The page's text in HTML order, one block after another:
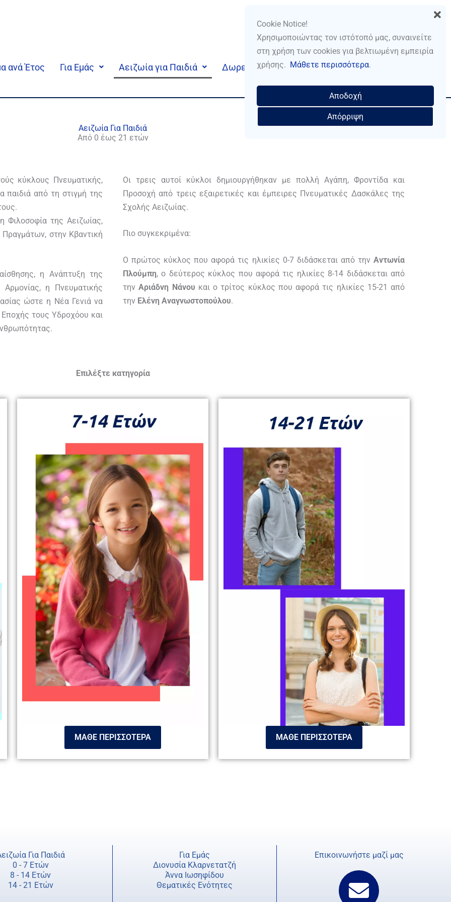
ανά Έτος Για Εμάς Αειζωία για Παιδιά Δωρεάν Υπηρεσίες Επικοινωνία
Αειζωία Για Παιδιά
Από 0 έως 21 ετών
κύκλους Πνευματικής,
παιδιά από τη στιγμή της
Φιλοσοφία της Αειζωίας,
στην Κβαντική
η Ανάπτυξη της
Αρμονίας, η Πνευματικής
ώστε η Νέα Γενιά να
Εποχής τους Υδροχόου και
Οι τρεις αυτοί κύκλοι δημιουργήθηκαν με πολλή Αγάπη, Φροντίδα και
Προσοχή από τρεις εξαιρετικές και έμπειρες Πνευματικές Δασκάλες της
Σχολής Αειζωίας.
Πιο συγκεκριμένα:
Ο πρώτος κύκλος που αφορά τις ηλικίες 0-7 διδάσκεται από την Αντωνία
Πλούμπη, ο δεύτερος κύκλος που αφορά τις ηλικίες 8-14 διδάσκεται από
τηνΑριάδνη Νάνου και ο τρίτος κύκλος που αφορά τις ηλικίες 15-21 από
την Ελένη Αναγνωστοπούλου.
Επιλέξτε κατηγορία
ΜΑΘΕ ΠΕΡΙΣΣΟΤΕΡΑ ΜΑΘΕ ΠΕΡΙΣΣΟΤΕΡΑ
Cookie Notice!
Χρησιμοποιώντας τον ιστότοπό μας, συναινείτε
στη χρήση των cookies για βελτιωμένη εμπειρία
χρήσης. Μάθετε περισσότερα.
Αποδοχή
Απόρριψη
Για Παιδιά
0 - 7 Ετών
8 - 14 Ετών
14 - 21 Ετών
Για Εμάς
Διονυσία Κλαρνετατζή
Άννα Ιωσηφίδου
Θεματικές Ενότητες
Επικοινωνήστε μαζί μας
E
n